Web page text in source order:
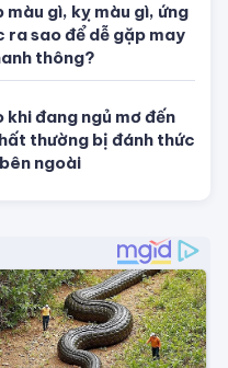
tài cuối năm:
đúng cách thúc tài